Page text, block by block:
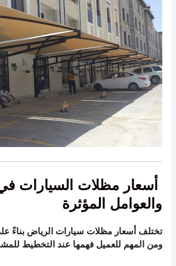
أسعار مظلات السيارات
والعوامل المؤثرة
تختلف أسعار مظلات سيارات الرياض بناءً
ومن المهم للعميل فهمها عند التخطيط